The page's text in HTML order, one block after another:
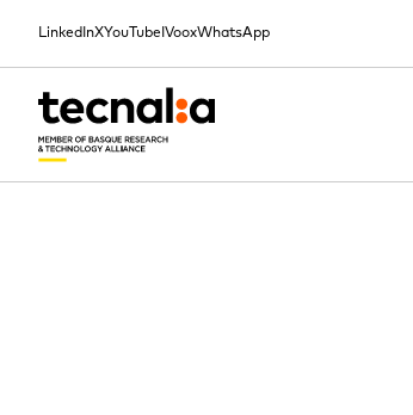
LinkedInXYouTube IVooxWhatsApp